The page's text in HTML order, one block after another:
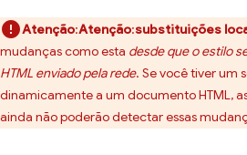
Atenção:Atenção:substituições
mudanças como esta desde que o estilo
HTML enviado pela rede. Se você tiver um
dinamicamente a um documento HTML,
ainda não poderão detectar essas